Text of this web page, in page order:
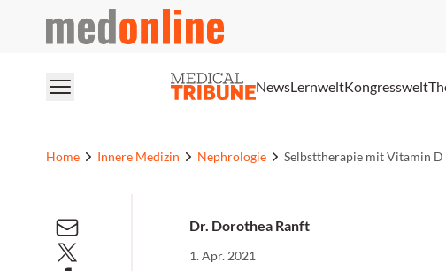
medonline
NewsLernweltKongresswelt
Home Innere Medizin Nephrologie Selbsttherapie mit Vitamin
Dr. Dorothea Ranft
1. Apr. 2021